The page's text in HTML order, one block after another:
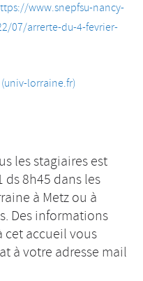
www.snepfsu-nancy-
07/arrerte-du-4-fevrier-
lorraine.fr)
les stagiaires est
8h45 dans les
à Metz ou à
Des informations
cet accueil vous
à votre adresse mail